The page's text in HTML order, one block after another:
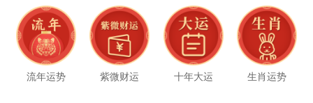
流年运势 紫微财运 十年大运 生肖运势